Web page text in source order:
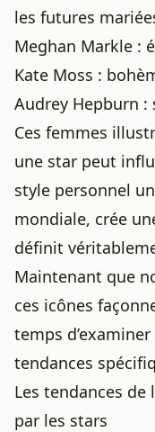
les futures
Meghan Markle :
Kate Moss :
Audrey Hepburn
Ces femmes
une star peut
style personnel
mondiale, crée
définit
Maintenant que
ces icônes
temps
tendances
Les tendances
par les stars